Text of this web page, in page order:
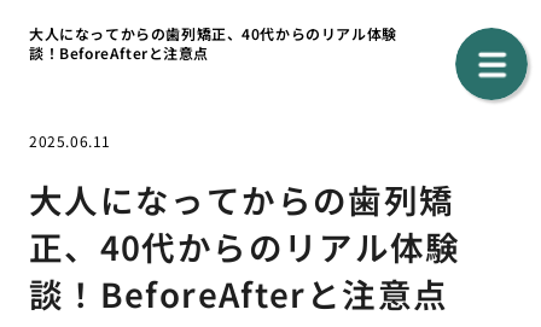
大人になってからの歯列矯正、40代からのリアル体験
談！BeforeAfterと注意点
2025.06.11
大人になってからの歯列矯
正、40代からのリアル体験
談！BeforeAfterと注意点